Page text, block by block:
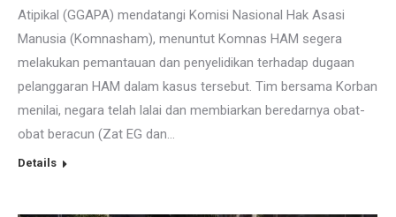
Atipikal (GGAPA) mendatangi Komisi Nasional Hak Asasi
Manusia (Komnasham), menuntut Komnas HAM segera
melakukan pemantauan dan penyelidikan terhadap dugaan
pelanggaran HAM dalam kasus tersebut. Tim bersama Korban
menilai, negara telah lalai dan membiarkan beredarnya obat-
obat beracun (Zat EG dan…
Details